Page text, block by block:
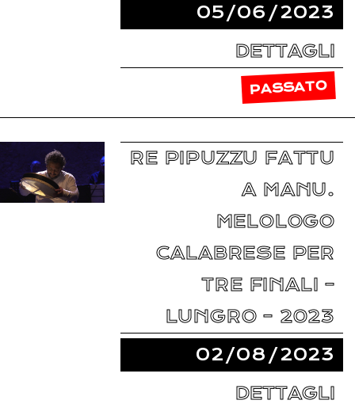
05/06/2023
DETTAGLI
PASSATO
RE PIPUZZU FATTU
A MANU.
MELOLOGO
CALABRESE PER
TRE FINALI –
LUNGRO – 2023
02/08/2023
DETTAGLI